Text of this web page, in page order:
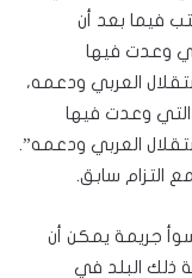
فيما بعد أن
وعدت فيها
بالاعتراف بالاستقلال العربي ودعمه،
وعدت فيها
بالاعتراف بالاستقلال العربي ودعمه”.
جريمة يمكن أن
ذلك البلد في